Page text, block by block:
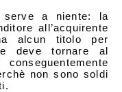
a niente: la
all’acquirente
alcun titolo per
deve tornare al
non sono soldi